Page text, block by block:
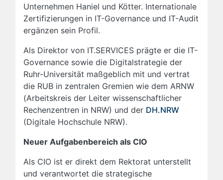
Unternehmen Haniel und Kötter. Internationale
Zertifizierungen in IT-Governance und IT-Audit
ergänzen sein Profil.
Als Direktor von IT.SERVICES prägte er die IT-
Governance sowie die Digitalstrategie der
Ruhr-Universität maßgeblich mit und vertrat
die RUB in zentralen Gremien wie dem ARNW
(Arbeitskreis der Leiter wissenschaftlicher
Rechenzentren in NRW) und der DH.NRW
(Digitale Hochschule NRW).
Neuer Aufgabenbereich als CIO
Als CIO ist er direkt dem Rektorat unterstellt
und verantwortet die strategische